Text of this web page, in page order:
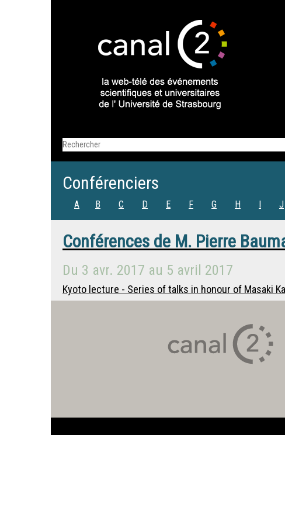
Conférenciers
A B C D E F G H I J
Conférences de M. Pierre
Du 3 avr. 2017 au 5 avril 2017
Kyoto lecture - Series of talks in honour of Masaki